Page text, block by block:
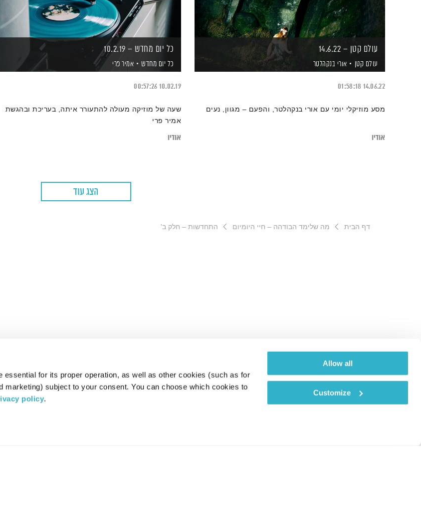
essential for its proper operation, as well as other cookies (such as for
marketing) subject to your consent. You can choose which cookies to
policy.
Allow all
Customize
עולם קטן – 14.6.22
עולם קטן אורי בנקהלטר
14.06.22
01:58:18
מסע מוזיקלי יומי עם אורי בנקהלטר, והפעם – מגוון, נעים
אודיו
כל יום מחדש – 10.2.19
כל יום מחדש אמיר פרי
10.02.19
00:57:26
שעה של מוזיקה מעולה להתעורר איתה, בעריכת ובהגשת
אמיר פרי
אודיו
הצג עוד
דף הבית מה שלימד הבודהה – חיי היומיום התחדשות – חלק ב'